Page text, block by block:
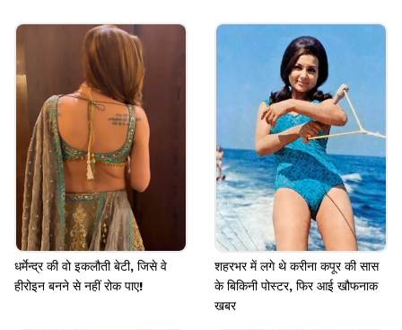
बताया जाता है कि ट्यूलिप जोशी अब पति कैप्टेन विनोद नायर के
साथ बिजनेस करती हैं। वे किमाया कंसल्टिंग नाम की फर्म की
मालकिन है, जिसका टर्नओवर करीब 700 करोड़ रुपए है।
Image credits: Social Media
धर्मेन्द्र की वो इकलौती बेटी, जिसे वे
हीरोइन बनने से नहीं रोक पाए!
शहरभर में लगे थे करीना कपूर की सास
के बिकिनी पोस्टर, फिर आई खौफनाक
खबर